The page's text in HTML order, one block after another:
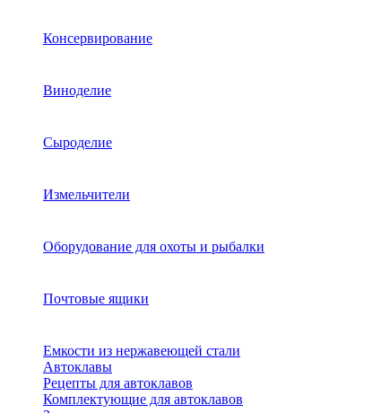
Консервирование
Виноделие
Сыроделие
Измельчители
Оборудование для охоты и рыбалки
Почтовые ящики
Емкости из нержавеющей стали
Автоклавы
Рецепты для автоклавов
Комплектующие для автоклавов